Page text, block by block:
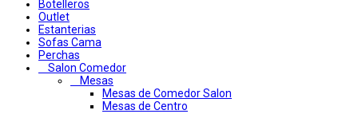
Botelleros
Outlet
Estanterias
Sofas Cama
Perchas
Salon Comedor
Mesas
Mesas de Comedor Salon
Mesas de Centro